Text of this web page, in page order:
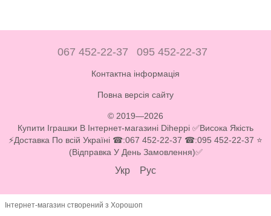
067 452-22-37 095 452-22-37
Контактна інформація
Повна версія сайту
© 2019—2026
Купити Іграшки В Інтернет-магазині Diheppi ✅Висока Якість
⚡Доставка По всій Україні ☎:067 452-22-37 ☎:095 452-22-37 ⭐
(Відправка У День Замовлення)✅
Укр Рус
Інтернет-магазин створений з Хорошоп